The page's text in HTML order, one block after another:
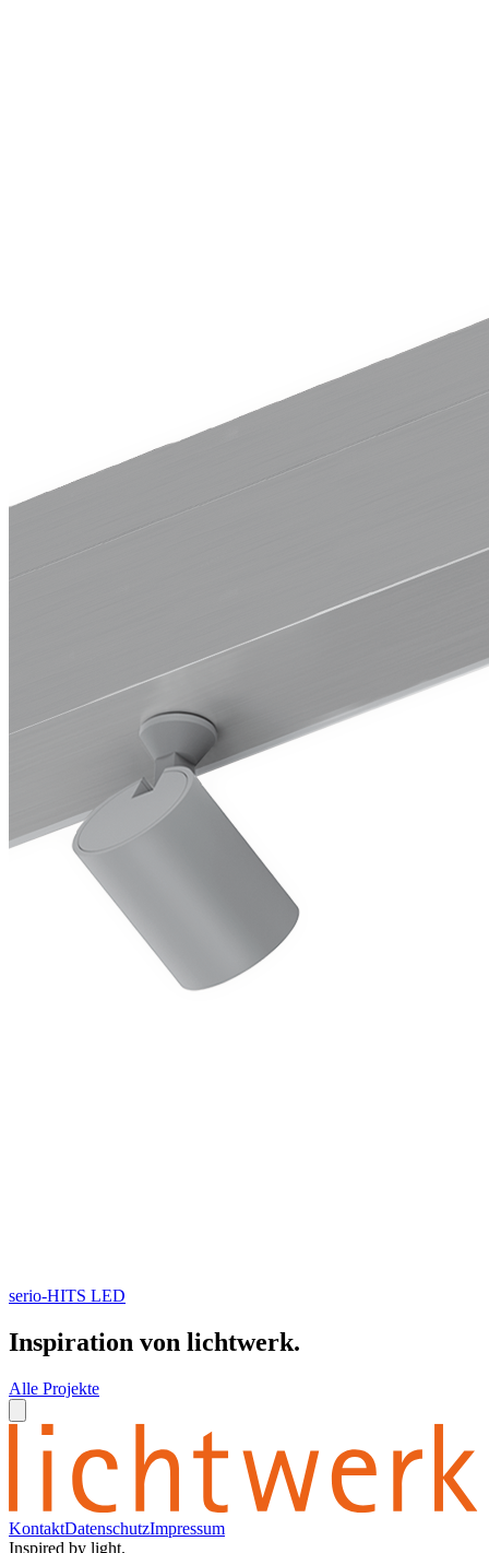
serio-HITS LED
Inspiration von lichtwerk.
Alle Projekte
KontaktDatenschutzImpressum
Inspired by light.